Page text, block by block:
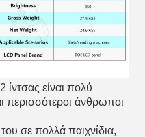
είναι πολύ
περισσότεροι άνθρωποι
σε πολλά παιχνίδια,